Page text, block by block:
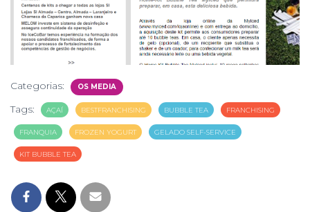
Categorias: OS MEDIA
Tags: AÇAÍ BESTFRANCHISING BUBBLE TEA FRANCHISING
FRANQUIA FROZEN YOGURT GELADO SELF-SERVICE
KIT BUBBLE TEA